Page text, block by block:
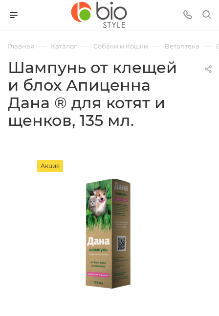
Главная — Каталог — Собаки и Кошки — Ветаптека —
Шампунь от клещей
и блох Апиценна
Дана ® для котят и
щенков, 135 мл.
Акция